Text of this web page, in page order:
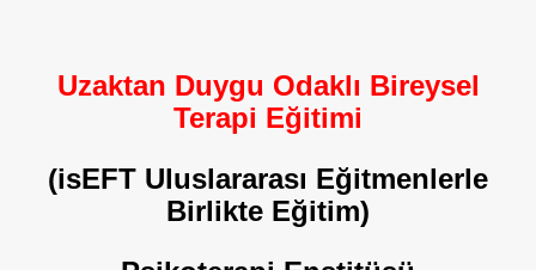
Uzaktan Duygu Odaklı Bireysel
Terapi Eğitimi
(isEFT Uluslararası Eğitmenlerle
Birlikte Eğitim)